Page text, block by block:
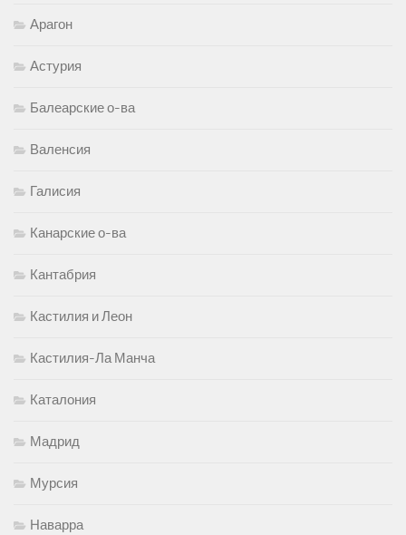
Арагон
Астурия
Балеарские о-ва
Валенсия
Галисия
Канарские о-ва
Кантабрия
Кастилия и Леон
Кастилия-Ла Манча
Каталония
Мадрид
Мурсия
Наварра